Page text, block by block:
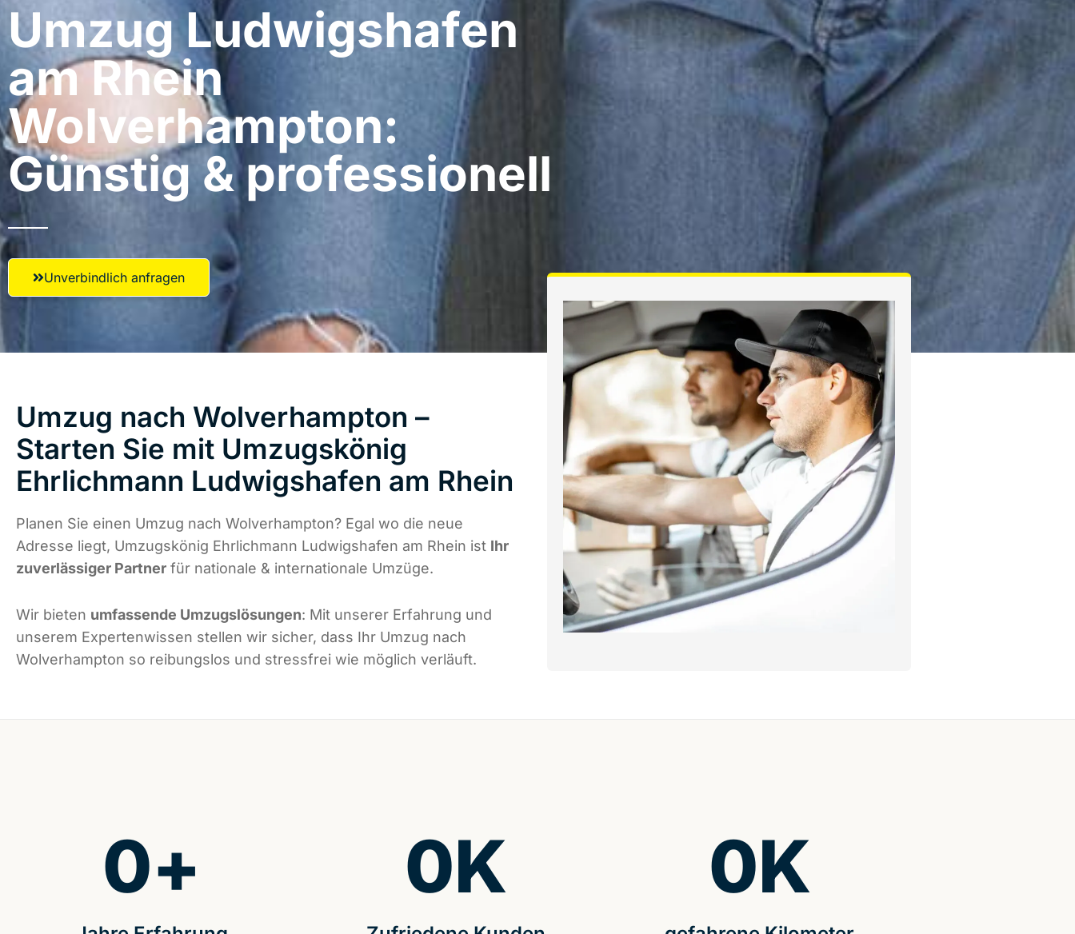
Umzug Ludwigshafen
am Rhein​
Wolverhampton:
Günstig & professionell​
Unverbindlich anfragen
Umzug nach Wolverhampton –
Starten Sie mit Umzugskönig
Ehrlichmann Ludwigshafen am Rhein
Planen Sie einen Umzug nach Wolverhampton? Egal wo die neue
Adresse liegt, Umzugskönig Ehrlichmann Ludwigshafen am Rhein ist Ihr
zuverlässiger Partner für nationale & internationale Umzüge.
Wir bieten umfassende Umzugslösungen: Mit unserer Erfahrung und
unserem Expertenwissen stellen wir sicher, dass Ihr Umzug nach
Wolverhampton so reibungslos und stressfrei wie möglich verläuft.
0+ 0K 0K